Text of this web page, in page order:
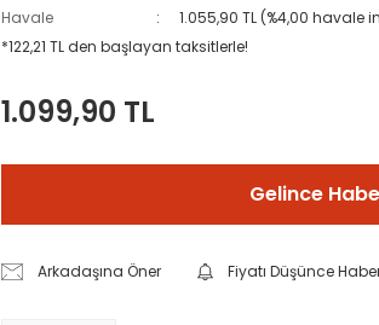
Havale
1.055,90 TL (%4,00 havale
*122,21 TL den başlayan taksitlerle!
1.099,90 TL
Gelince
Arkadaşına Öner Fiyatı Düşünce